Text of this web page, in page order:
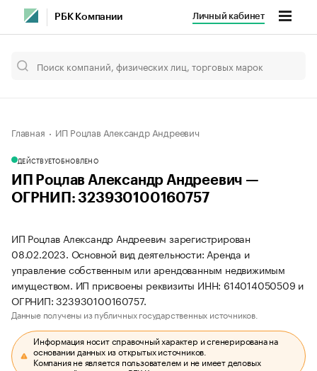
РБК Компании Личный кабинет
Главная ИП Роцлав Александр Андреевич
ДЕЙСТВУЕТОБНОВЛЕНО
ИП Роцлав Александр Андреевич —
ОГРНИП: 323930100160757
ИП Роцлав Александр Андреевич зарегистрирован
08.02.2023. Основной вид деятельности: Аренда и
управление собственным или арендованным недвижимым
имуществом. ИП присвоены реквизиты ИНН: 614014050509 и
ОГРНИП: 323930100160757.
Данные получены из публичных государственных источников.
Информация носит справочный характер и сгенерирована на
основании данных из открытых источников.
Компания не является пользователем и не имеет деловых